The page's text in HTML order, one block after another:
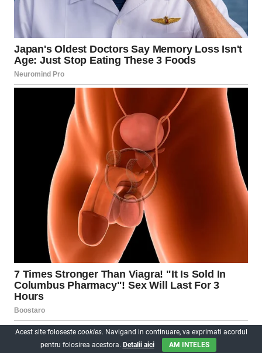
Acest site foloseste cookies. Navigand in continuare, va exprimati acordul
pentru folosirea acestora. Detalii aici AM INTELES